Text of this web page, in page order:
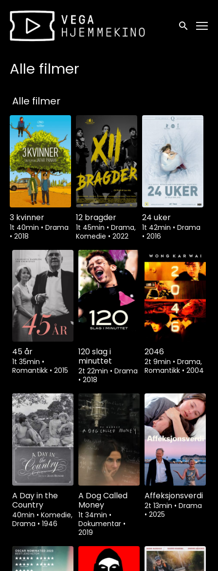
Tilgjengelighetslenker
Søk
Alle filmer
Samlinger
Alle filmer
3 kvinner
1t 40min • Drama
• 2018
12 bragder
1t 45min • Drama,
Komedie • 2022
24 uker
1t 42min • Drama
• 2016
45 år
1t 35min •
Romantikk • 2015
120 slag i
minuttet
2t 22min • Drama
• 2018
2046
2t 9min • Drama,
Romantikk • 2004
A Day in the
Country
40min • Komedie,
Drama • 1946
A Dog Called
Money
1t 34min •
Dokumentar •
2019
Affeksjonsverdi
2t 13min • Drama
• 2025